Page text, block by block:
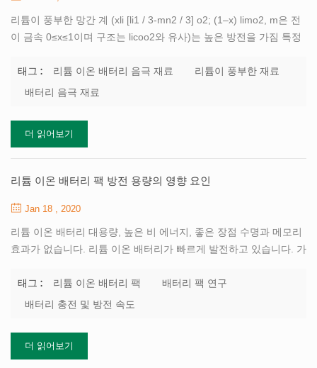
리튬이 풍부한 망간 계 (xli [li1 / 3-mn2 / 3] o2; (1–x) limo2, m은 전
이 금속 0≤x≤1이며 구조는 licoo2와 유사)는 높은 방전을 가짐 특정
배터리 재료에 대해 널리 연구되고 있습니다. 또한, 재료는 다량의
mn 원소를 함유하기 때문에, licoo2 및 3 원 재료 li [ni1 / 3mn1 /
3-mn2 / 3] o2; (1–x) limo2 재료는 많은 학자들이 차세대의 이상적
인 재료로 간주합니다 리튬 이온 배터리 음극 재료 . 현재 공 침법은
자들은...
태그 : 리튬 이온 배터리 음극 재료
리튬이 풍부한 재료
배터리 음극 재료
더 읽어보기
리튬 이온 배터리 팩 방전 용량의 영향 요인
Jan 18 , 2020
리튬 이온 배터리 대용량, 높은 비 에너지, 좋은 장점 수명과 메모리
효과가 없습니다. 리튬 이온 배터리가 빠르게 발전하고 있습니다. 가
여 리튬 배터리 팩 대용량으로 빠르게 발전하고 있습니다. 충전, 긴
수명 및 높은 안전성으로 새로운 요구 사항도 제시 제조 공정에서의
용됩니다 셀을 선별, 구성, 포장 및 조립하여 용량 및 압력 차이가 적
격 제품인지 여부 배터리 직렬 병렬 단량체는 특별한 고려가 필요하
태그 : 리튬 이온 배터리 팩
배터리 팩 연구
배터리 충전 및 방전 속도
더 읽어보기